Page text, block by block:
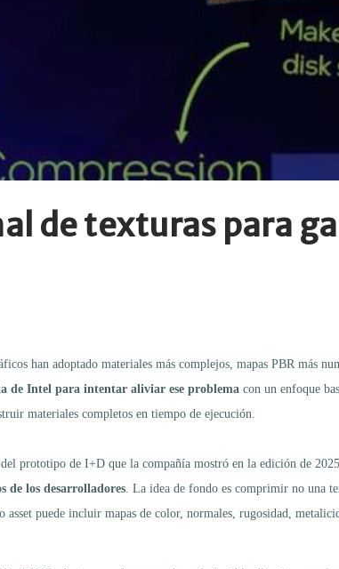
de texturas para
han adoptado materiales más complejos, mapas PBR más
de Intel para intentar aliviar ese problema con un enfoque
materiales completos en tiempo de ejecución.
prototipo de I+D que la compañía mostró en la edición de
de los desarrolladores . La idea de fondo es comprimir no una
puede incluir mapas de color, normales, rugosidad,